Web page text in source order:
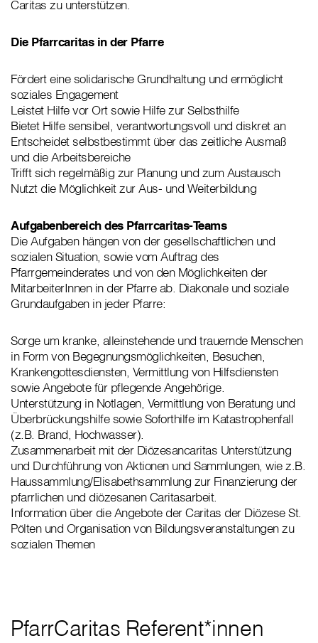
Caritas zu unterstützen.
Die Pfarrcaritas in der Pfarre
Fördert eine solidarische Grundhaltung und ermöglicht
soziales Engagement
Leistet Hilfe vor Ort sowie Hilfe zur Selbsthilfe
Bietet Hilfe sensibel, verantwortungsvoll und diskret an
Entscheidet selbstbestimmt über das zeitliche Ausmaß
und die Arbeitsbereiche
Trifft sich regelmäßig zur Planung und zum Austausch
Nutzt die Möglichkeit zur Aus- und Weiterbildung
Aufgabenbereich des Pfarrcaritas-Teams
Die Aufgaben hängen von der gesellschaftlichen und
sozialen Situation, sowie vom Auftrag des
Pfarrgemeinderates und von den Möglichkeiten der
MitarbeiterInnen in der Pfarre ab. Diakonale und soziale
Grundaufgaben in jeder Pfarre:
Sorge um kranke, alleinstehende und trauernde Menschen
in Form von Begegnungsmöglichkeiten, Besuchen,
Krankengottesdiensten, Vermittlung von Hilfsdiensten
sowie Angebote für pflegende Angehörige.
Unterstützung in Notlagen, Vermittlung von Beratung und
Überbrückungshilfe sowie Soforthilfe im Katastrophenfall
(z.B. Brand, Hochwasser).
Zusammenarbeit mit der Diözesancaritas Unterstützung
und Durchführung von Aktionen und Sammlungen, wie z.B.
Haussammlung/Elisabethsammlung zur Finanzierung der
pfarrlichen und diözesanen Caritasarbeit.
Information über die Angebote der Caritas der Diözese St.
Pölten und Organisation von Bildungsveranstaltungen zu
sozialen Themen
PfarrCaritas Referent*innen